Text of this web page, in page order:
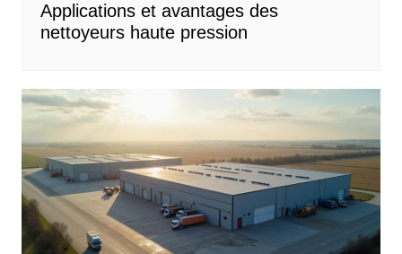
Applications et avantages des
nettoyeurs haute pression